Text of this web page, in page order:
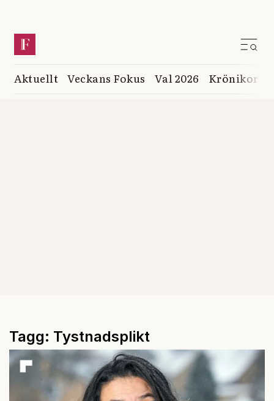
Aktuellt Veckans Fokus Val 2026 Krönikor
Tagg: Tystnadsplikt